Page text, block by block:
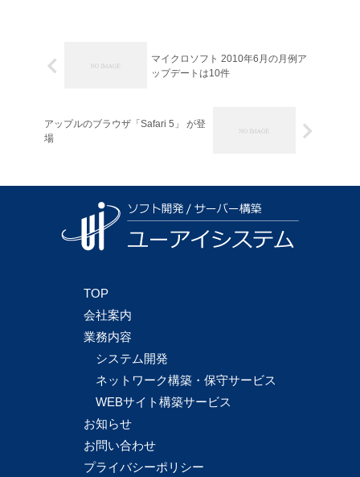
マイクロソフト 2010年6月の月例ア
ップデートは10件
アップルのブラウザ「Safari 5」 が登
場
TOP
会社案内
業務内容
システム開発
ネットワーク構築・保守サービス
WEBサイト構築サービス
お知らせ
お問い合わせ
プライバシーポリシー